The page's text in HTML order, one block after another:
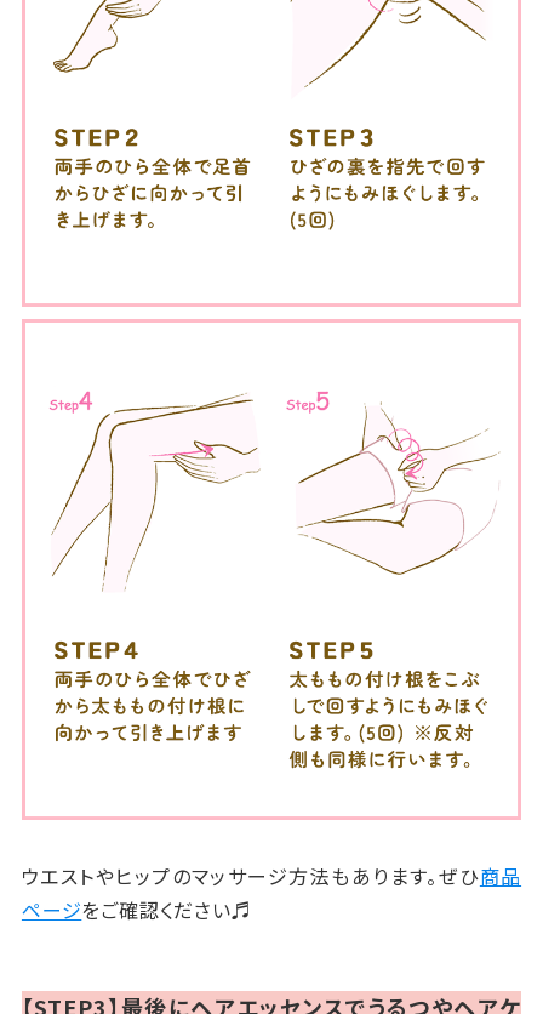
ウエストやヒップのマッサージ方法もあります。ぜひ商品
ページをご確認ください♬
【STEP3】最後にヘアエッセンスでうるつやヘアケ